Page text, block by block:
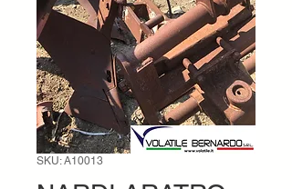
SKU: A10013